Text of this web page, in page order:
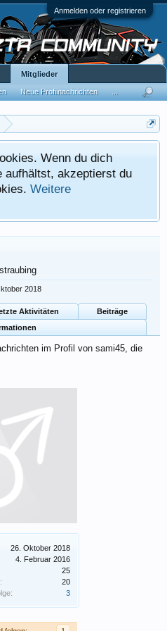
Anmelden oder registrieren
Wenn du dich
aufhältst, akzeptierst du
Weitere
26. Oktober 2018
4. Februar 2016
25
20
3
straubing
2018
Aktivitäten
Beiträge
im Profil von sami45, die
Mitglieder
Neue Profilnachrichten